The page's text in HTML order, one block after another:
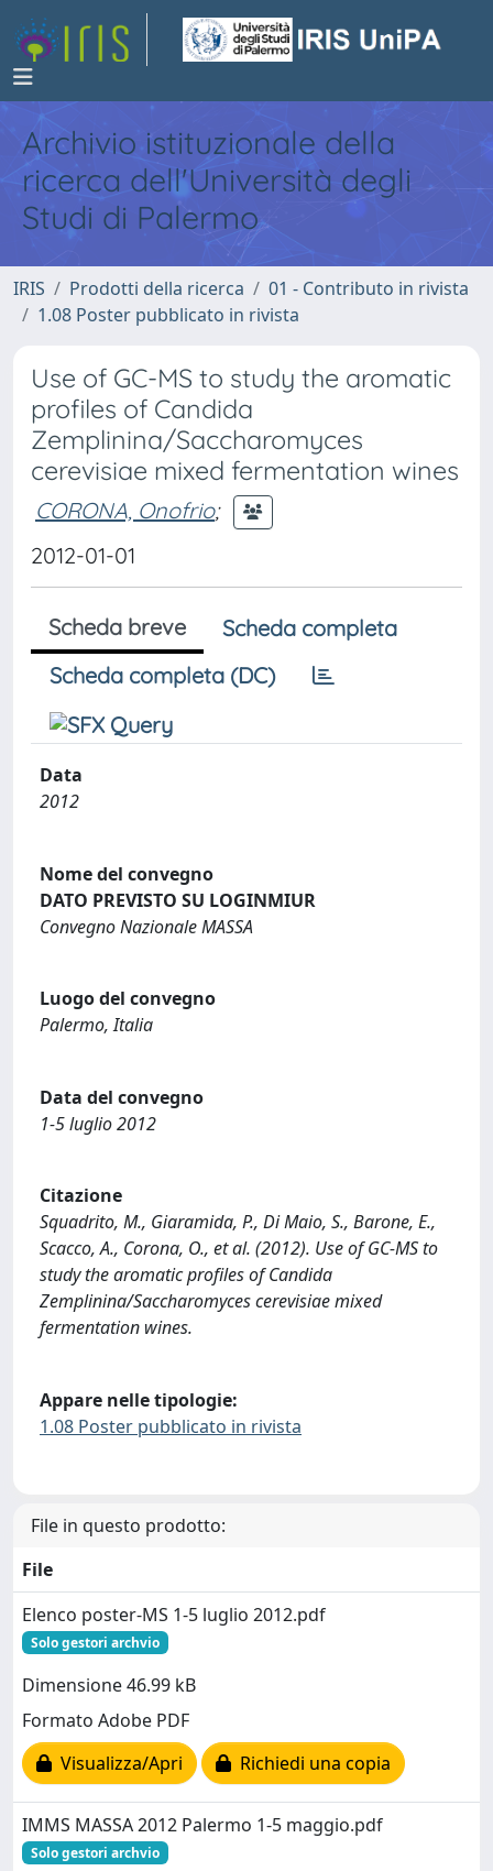
Archivio istituzionale della
ricerca dell'Università degli
Studi di Palermo
IRIS Prodotti della ricerca
01 - Contributo in rivista
1.08 Poster pubblicato in rivista
Use of GC-MS to study the aromatic
profiles of Candida
Zemplinina/Saccharomyces
cerevisiae mixed fermentation wines
CORONA, Onofrio;
2012-01-01
Scheda breve
Scheda completa
Scheda completa (DC)
Data
2012
Nome del convegno
DATO PREVISTO SU LOGINMIUR
Convegno Nazionale MASSA
Luogo del convegno
Palermo, Italia
Data del convegno
1-5 luglio 2012
Citazione
Squadrito, M., Giaramida, P., Di Maio, S., Barone, E.,
Scacco, A., Corona, O., et al. (2012). Use of GC-MS to
study the aromatic profiles of Candida
Zemplinina/Saccharomyces cerevisiae mixed
fermentation wines.
Appare nelle tipologie:
1.08 Poster pubblicato in rivista
File in questo prodotto:
File
Elenco poster-MS 1-5 luglio 2012.pdf
Solo gestori archvio
Dimensione 46.99 kB
Formato Adobe PDF
Visualizza/Apri
Richiedi una copia
IMMS MASSA 2012 Palermo 1-5 maggio.pdf
Solo gestori archvio